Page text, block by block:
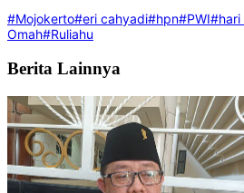
#Mojokerto#eri cahyadi#hpn#PWI#hari
Omah#Ruliahu
Berita Lainnya